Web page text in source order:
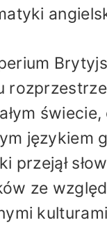
językiem
przejął
ze